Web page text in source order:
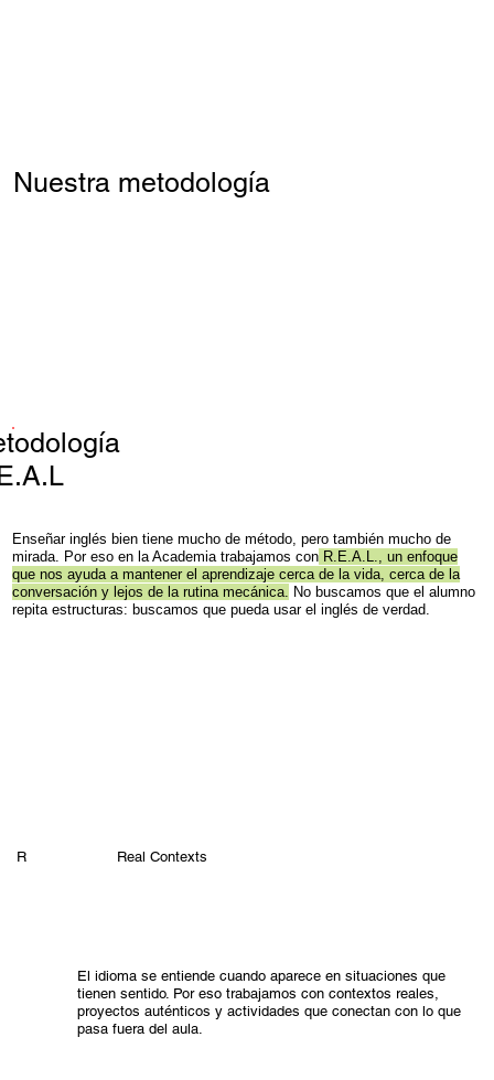
Nuestra metodología
Enseñar inglés bien tiene mucho de método, pero también mucho de
mirada. Por eso en la Academia trabajamos con R.E.A.L., un enfoque
que nos ayuda a mantener el aprendizaje cerca de la vida, cerca de la
conversación y lejos de la rutina mecánica. No buscamos que el alumno
repita estructuras: buscamos que pueda usar el inglés de verdad.
R Real Contexts
El idioma se entiende cuando aparece en situaciones que
tienen sentido. Por eso trabajamos con contextos reales,
proyectos auténticos y actividades que conectan con lo que
pasa fuera del aula.